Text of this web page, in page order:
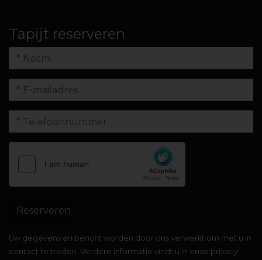
Tapijt reserveren
Uw gegevens en bericht worden door ons verwerkt om met u in
contact te treden. Verdere informatie vindt u in onze privacy